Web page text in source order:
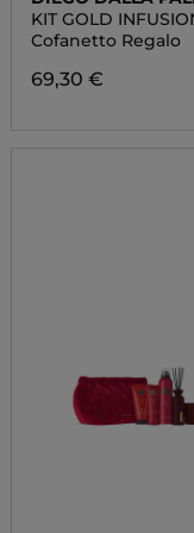
KIT GOLD
Cofanetto Regalo
69,30 €